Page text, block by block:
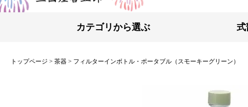
カテゴリから選ぶ 式
トップページ 茶器 フィルターインボトル・ポータブル（スモーキーグリーン）